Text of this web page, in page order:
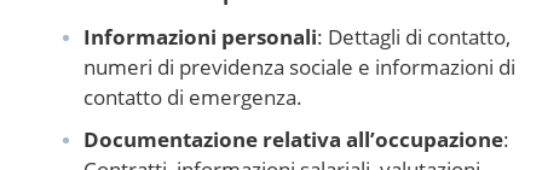
Informazioni personali: Dettagli di contatto,
numeri di previdenza sociale e informazioni di
contatto di emergenza.
Documentazione relativa all’occupazione: